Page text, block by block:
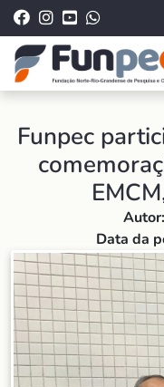
Funpec
Autor:
Data da